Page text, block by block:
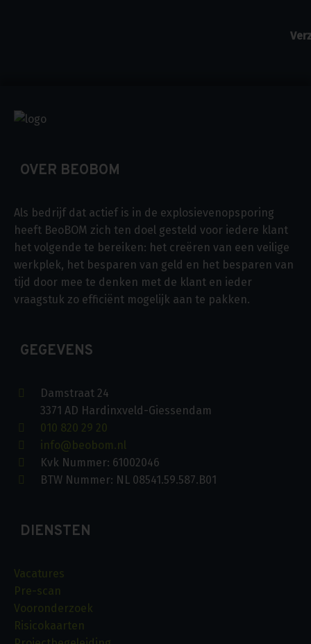
OVER BEOBOM
Als bedrijf dat actief is in de explosievenopsporing
heeft BeoBOM zich ten doel gesteld voor iedere klant
het volgende te bereiken: het creëren van een veilige
werkplek, het besparen van geld en het besparen van
tijd door mee te denken met de klant en ieder
vraagstuk zo efficiënt mogelijk aan te pakken.
GEGEVENS
Damstraat 24
3371 AD Hardinxveld-Giessendam
010 820 29 20
info@beobom.nl
Kvk Nummer: 61002046
BTW Nummer: NL 08541.59.587.B01
DIENSTEN
Vacatures
Pre-scan
Vooronderzoek
Risicokaarten